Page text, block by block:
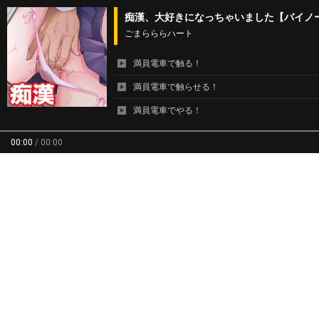
痴漢、大好きになっちゃいました【バイノ
ごまらららハート
満員電車で触る！
満員電車で触らせる！
満員電車でやる！
00:00 / 00:00